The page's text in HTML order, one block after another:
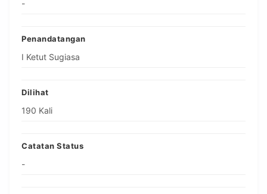
-
Penandatangan
I Ketut Sugiasa
Dilihat
190 Kali
Catatan Status
-